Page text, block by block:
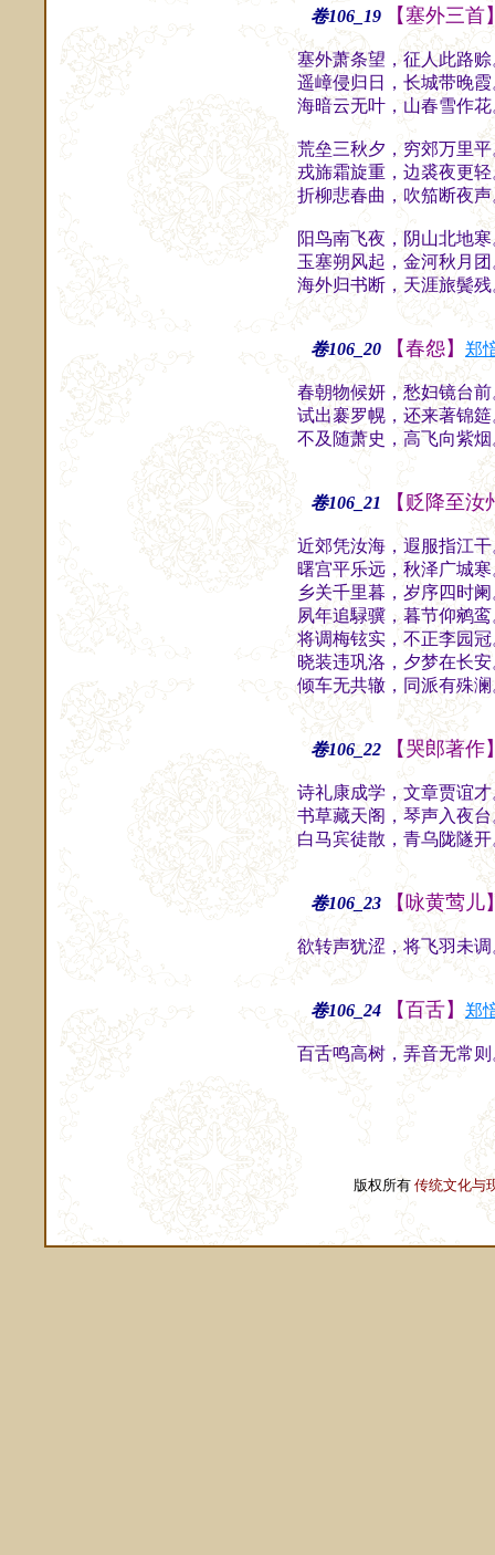
卷106_19 【塞外三首
塞外萧条望，征人此路
遥嶂侵归日，长城带晚
海暗云无叶，山春雪作
荒垒三秋夕，穷郊万里
戎旆霜旋重，边裘夜更
折柳悲春曲，吹笳断夜
阳鸟南飞夜，阴山北地
玉塞朔风起，金河秋月
海外归书断，天涯旅鬓
卷106_20 【春怨】 郑
春朝物候妍，愁妇镜台
试出褰罗幌，还来著锦
不及随萧史，高飞向紫烟
卷106_21 【贬降至
近郊凭汝海，遐服指江
曙宫平乐远，秋泽广城
乡关千里暮，岁序四时
夙年追騄骥，暮节仰鹓
将调梅铉实，不正李园
晓装违巩洛，夕梦在长
倾车无共辙，同派有殊
卷106_22 【哭郎著作
诗礼康成学，文章贾谊
书草藏天阁，琴声入夜
白马宾徒散，青乌陇隧
卷106_23 【咏黄莺儿
欲转声犹涩，将飞羽未
卷106_24 【百舌】郑
百舌鸣高树，弄音无常
版权所有 传统文化与